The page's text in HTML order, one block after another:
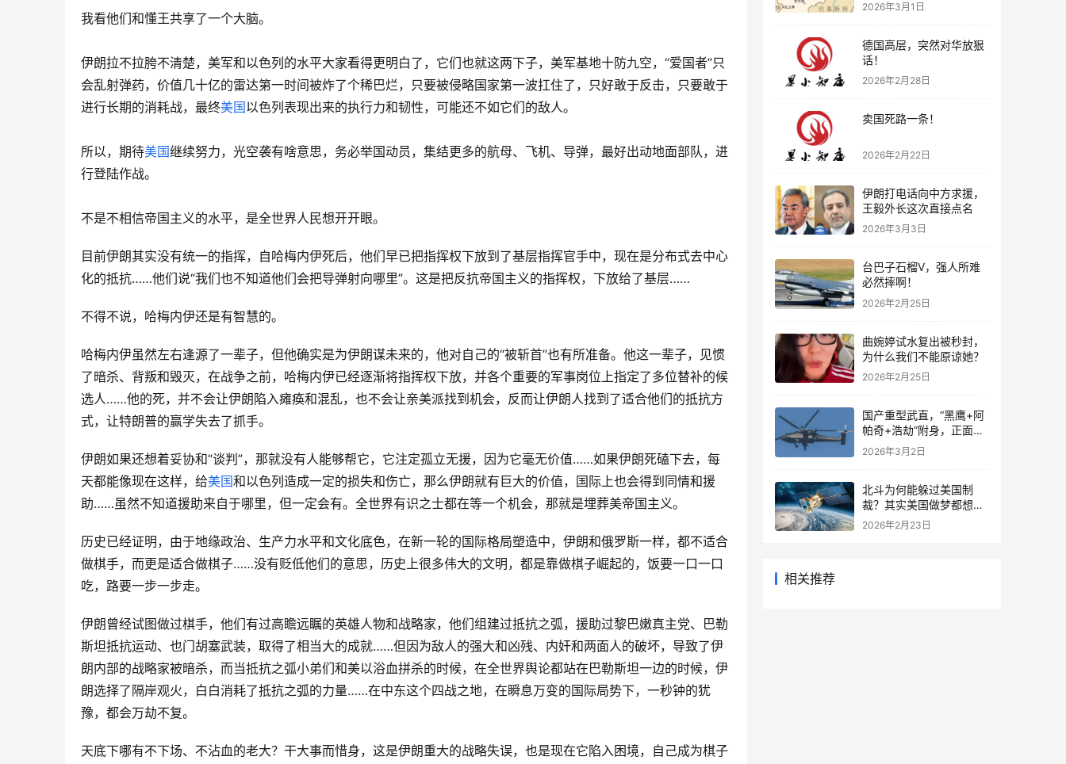
我看他们和懂王共享了一个大脑。
伊朗拉不拉胯不清楚，美军和以色列的水平大家看得更明白了，它们也就这两下子，美军基地十防九空，“爱国者”只
会乱射弹药，价值几十亿的雷达第一时间被炸了个稀巴烂，只要被侵略国家第一波扛住了，只好敢于反击，只要敢于
进行长期的消耗战，最终美国以色列表现出来的执行力和韧性，可能还不如它们的敌人。
所以，期待美国继续努力，光空袭有啥意思，务必举国动员，集结更多的航母、飞机、导弹，最好出动地面部队，进
行登陆作战。
不是不相信帝国主义的水平，是全世界人民想开开眼。
目前伊朗其实没有统一的指挥，自哈梅内伊死后，他们早已把指挥权下放到了基层指挥官手中，现在是分布式去中心
化的抵抗……他们说“我们也不知道他们会把导弹射向哪里”。这是把反抗帝国主义的指挥权，下放给了基层……
不得不说，哈梅内伊还是有智慧的。
哈梅内伊虽然左右逢源了一辈子，但他确实是为伊朗谋未来的，他对自己的“被斩首”也有所准备。他这一辈子，见惯
了暗杀、背叛和毁灭，在战争之前，哈梅内伊已经逐渐将指挥权下放，并各个重要的军事岗位上指定了多位替补的候
选人……他的死，并不会让伊朗陷入瘫痪和混乱，也不会让亲美派找到机会，反而让伊朗人找到了适合他们的抵抗方
式，让特朗普的赢学失去了抓手。
伊朗如果还想着妥协和“谈判”，那就没有人能够帮它，它注定孤立无援，因为它毫无价值……如果伊朗死磕下去，每
天都能像现在这样，给美国和以色列造成一定的损失和伤亡，那么伊朗就有巨大的价值，国际上也会得到同情和援
助……虽然不知道援助来自于哪里，但一定会有。全世界有识之士都在等一个机会，那就是埋葬美帝国主义。
历史已经证明，由于地缘政治、生产力水平和文化底色，在新一轮的国际格局塑造中，伊朗和俄罗斯一样，都不适合
做棋手，而更是适合做棋子……没有贬低他们的意思，历史上很多伟大的文明，都是靠做棋子崛起的，饭要一口一口
吃，路要一步一步走。
伊朗曾经试图做过棋手，他们有过高瞻远瞩的英雄人物和战略家，他们组建过抵抗之弧，援助过黎巴嫩真主党、巴勒
斯坦抵抗运动、也门胡塞武装，取得了相当大的成就……但因为敌人的强大和凶残、内奸和两面人的破坏，导致了伊
朗内部的战略家被暗杀，而当抵抗之弧小弟们和美以浴血拼杀的时候，在全世界舆论都站在巴勒斯坦一边的时候，伊
朗选择了隔岸观火，白白消耗了抵抗之弧的力量……在中东这个四战之地，在瞬息万变的国际局势下，一秒钟的犹
豫，都会万劫不复。
天底下哪有不下场、不沾血的老大？干大事而惜身，这是伊朗重大的战略失误，也是现在它陷入困境，自己成为棋子
2026年3月1日
德国高层，突然对华放狠
话！
2026年2月28日
卖国死路一条！
2026年2月22日
伊朗打电话向中方求援，
王毅外长这次直接点名
2026年3月3日
台巴子石榴V，强人所难
必然摔啊！
2026年2月25日
曲婉婷试水复出被秒封，
为什么我们不能原谅她？
2026年2月25日
国产重型武直，“黑鹰+阿
帕奇+浩劫”附身，正面能
抗23mm炮弹
2026年3月2日
北斗为何能躲过美国制
裁？其实美国做梦都想制
裁，但却根本不敢管
2026年2月23日
相关推荐